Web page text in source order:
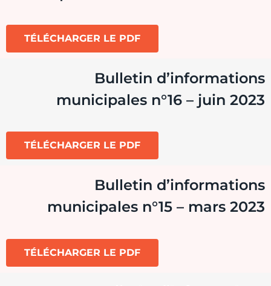
TÉLÉCHARGER LE PDF
Bulletin d’informations
municipales n°16 – juin 2023
TÉLÉCHARGER LE PDF
Bulletin d’informations
municipales n°15 – mars 2023
TÉLÉCHARGER LE PDF